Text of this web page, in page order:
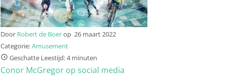
Door Robert de Boerop26 maart 2022
Categorie:Amusement
Geschatte Leestijd: 4 minuten
Conor McGregor op social media